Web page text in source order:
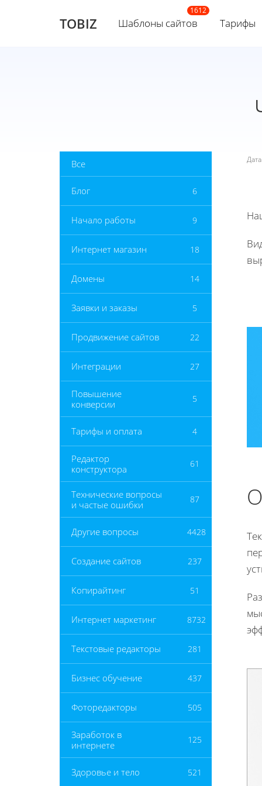
TOBIZ Шаблоны сайтов Тарифы
Все
Блог 6
Начало работы 9
Интернет магазин 18
Домены 14
Заявки и заказы 5
Продвижение сайтов 22
Интеграции 27
Повышение
конверсии
5
Тарифы и оплата 4
Редактор
конструктора
61
Технические вопросы
и частые ошибки
87
Другие вопросы 4428
Создание сайтов 237
Копирайтинг 51
Интернет маркетинг 8732
Текстовые редакторы 281
Бизнес обучение 437
Фоторедакторы 505
Заработок в
интернете
125
Здоровье и тело 521